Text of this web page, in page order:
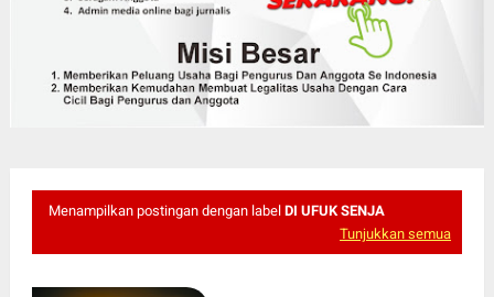
Menampilkan postingan dengan label DI UFUK SENJA
Tunjukkan semua